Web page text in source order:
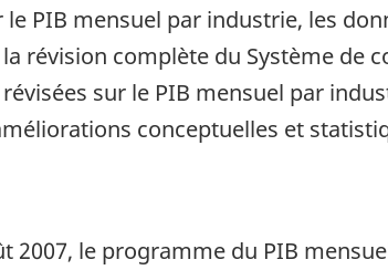
PIB mensuel par industrie, les
révision complète du Système de
sur le PIB mensuel par
conceptuelles et
2007, le programme du PIB